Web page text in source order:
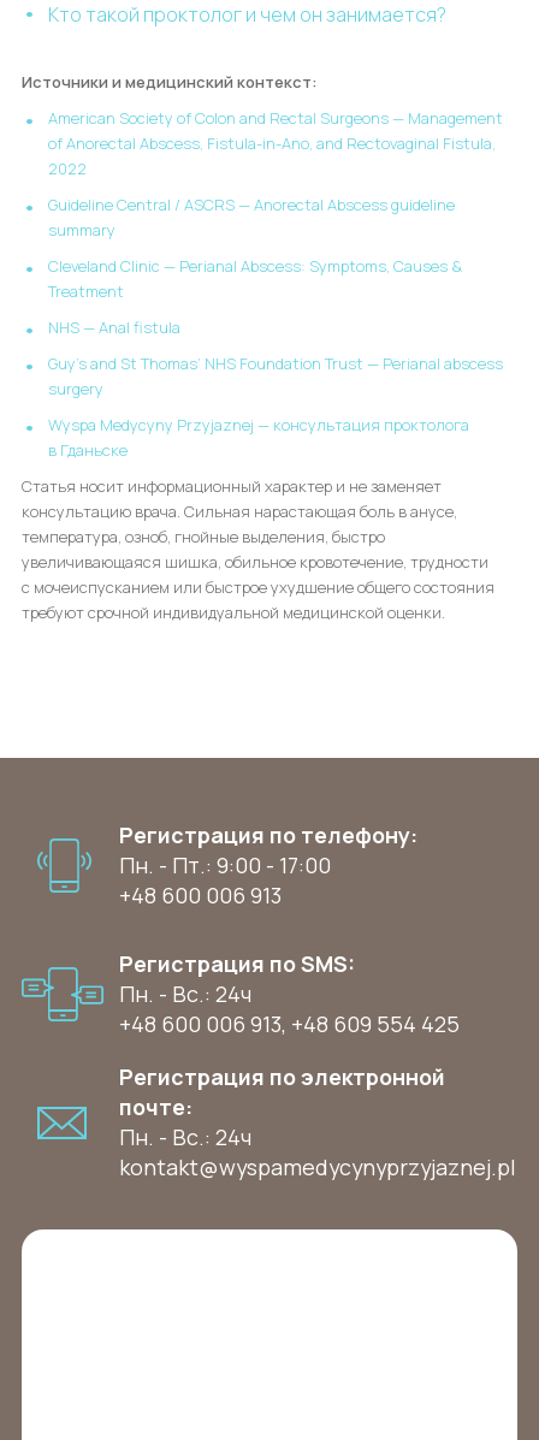
Кто такой проктолог и чем он занимается?
Источники и медицинский контекст:
American Society of Colon and Rectal Surgeons — Management
of Anorectal Abscess, Fistula-in-Ano, and Rectovaginal Fistula,
2022
Guideline Central / ASCRS — Anorectal Abscess guideline
summary
Cleveland Clinic — Perianal Abscess: Symptoms, Causes &
Treatment
NHS — Anal fistula
Guy’s and St Thomas’ NHS Foundation Trust — Perianal abscess
surgery
Wyspa Medycyny Przyjaznej — консультация проктолога
в Гданьске
Статья носит информационный характер и не заменяет
консультацию врача. Сильная нарастающая боль в анусе,
температура, озноб, гнойные выделения, быстро
увеличивающаяся шишка, обильное кровотечение, трудности
с мочеиспусканием или быстрое ухудшение общего состояния
требуют срочной индивидуальной медицинской оценки.
Регистрация по телефону:
Пн. - Пт.: 9:00 - 17:00
+48 600 006 913
Регистрация по SMS:
Пн. - Вс.: 24ч
+48 600 006 913, +48 609 554 425
Регистрация по электронной
почте:
Пн. - Вс.: 24ч
kontakt@wyspamedycynyprzyjaznej.pl